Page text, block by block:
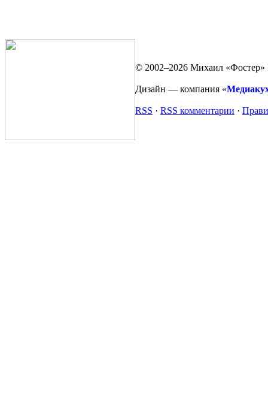
© 2002–2026 Михаил «Фостер»
Дизайн — компания «
RSS · RSS комментарии ·